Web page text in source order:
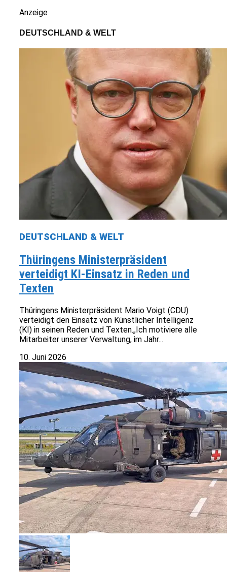
Anzeige
DEUTSCHLAND & WELT
DEUTSCHLAND & WELT
Thüringens Ministerpräsident
verteidigt KI-Einsatz in Reden und
Texten
Thüringens Ministerpräsident Mario Voigt (CDU)
verteidigt den Einsatz von Künstlicher Intelligenz
(KI) in seinen Reden und Texten.„Ich motiviere alle
Mitarbeiter unserer Verwaltung, im Jahr...
10. Juni 2026